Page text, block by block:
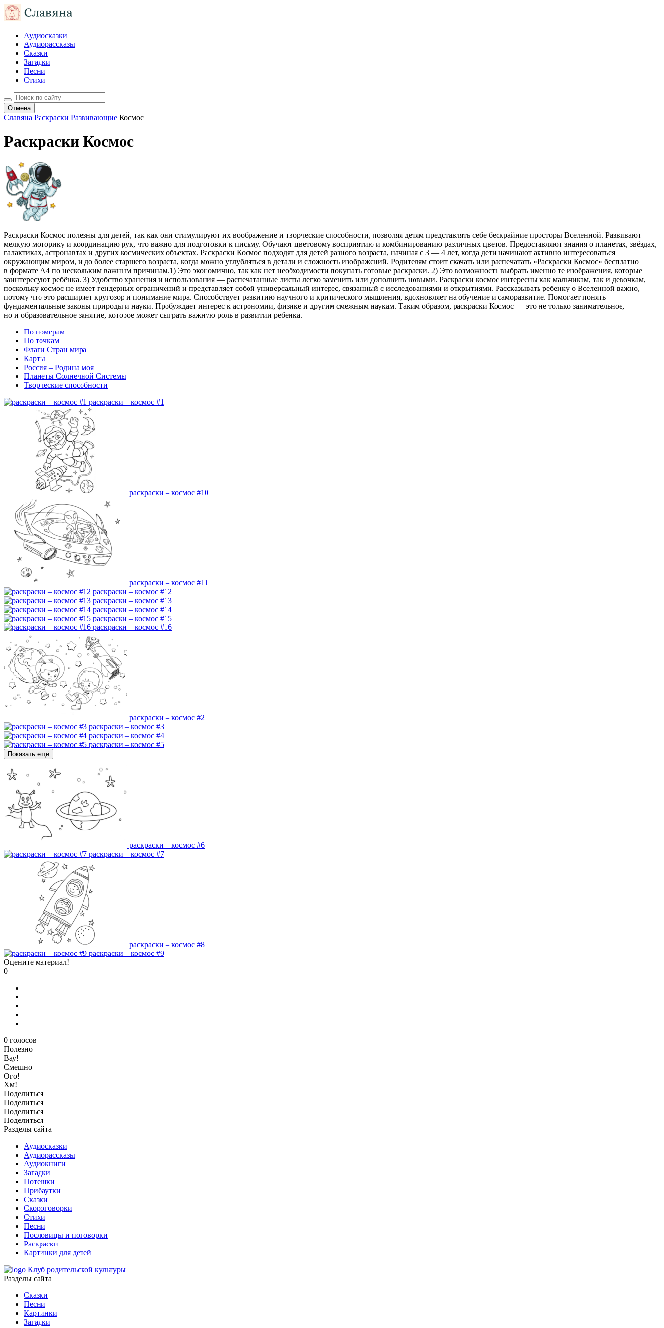
Аудиосказки
Аудиорассказы
Сказки
Загадки
Песни
Стихи
Отмена
Славяна Раскраски Развивающие Космос
Раскраски Космос
Раскраски Космос полезны для детей, так как они стимулируют их воображение и творческие способности, позволяя детям представлять себе бескрайние просторы Вселенной. Развивают
мелкую моторику и координацию рук, что важно для подготовки к письму. Обучают цветовому восприятию и комбинированию различных цветов. Предоставляют знания о планетах, звёздах,
галактиках, астронавтах и других космических объектах. Раскраски Космос подходят для детей разного возраста, начиная с 3 — 4 лет, когда дети начинают активно интересоваться
окружающим миром, и до более старшего возраста, когда можно углубляться в детали и сложность изображений. Родителям стоит скачать или распечатать «Раскраски Космос» бесплатно
в формате A4 по нескольким важным причинам.1) Это экономично, так как нет необходимости покупать готовые раскраски. 2) Это возможность выбрать именно те изображения, которые
заинтересуют ребёнка. 3) Удобство хранения и использования — распечатанные листы легко заменить или дополнить новыми. Раскраски космос интересны как мальчикам, так и девочкам,
поскольку космос не имеет гендерных ограничений и представляет собой универсальный интерес, связанный с исследованиями и открытиями. Рассказывать ребенку о Вселенной важно,
потому что это расширяет кругозор и понимание мира. Способствует развитию научного и критического мышления, вдохновляет на обучение и саморазвитие. Помогает понять
фундаментальные законы природы и науки. Пробуждает интерес к астрономии, физике и другим смежным наукам. Таким образом, раскраски Космос — это не только занимательное,
но и образовательное занятие, которое может сыграть важную роль в развитии ребенка.
По номерам
По точкам
Флаги Стран мира
Карты
Россия – Родина моя
Планеты Солнечной Системы
Творческие способности
раскраски – космос #1
раскраски – космос #10
раскраски – космос #11
раскраски – космос #12
раскраски – космос #13
раскраски – космос #14
раскраски – космос #15
раскраски – космос #16
раскраски – космос #2
раскраски – космос #3
раскраски – космос #4
раскраски – космос #5
Показать ещё
раскраски – космос #6
раскраски – космос #7
раскраски – космос #8
раскраски – космос #9
Оцените материал!
0
0 голосов
Полезно
Вау!
Смешно
Ого!
Хм!
Поделиться
Поделиться
Поделиться
Поделиться
Разделы сайта
Аудиосказки
Аудиорассказы
Аудиокниги
Загадки
Потешки
Прибаутки
Сказки
Скороговорки
Стихи
Песни
Пословицы и поговорки
Раскраски
Картинки для детей
Клуб родительской культуры
Разделы сайта
Сказки
Песни
Картинки
Загадки